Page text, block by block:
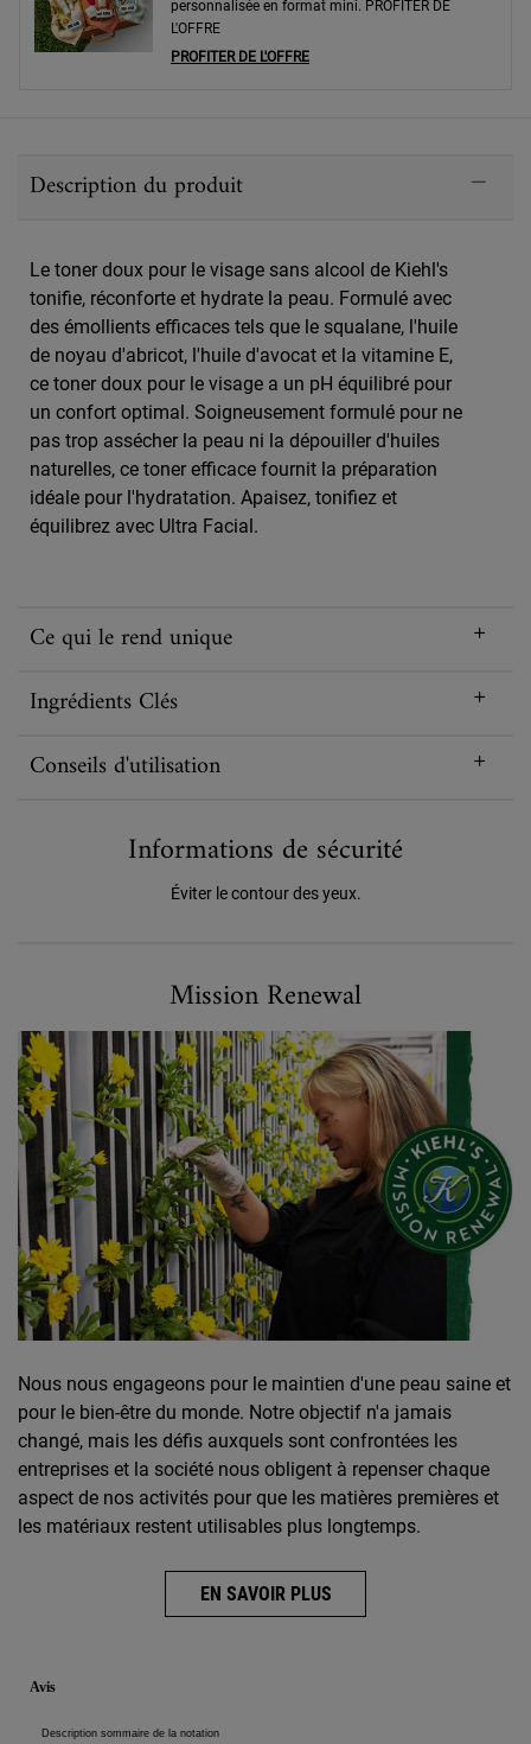
personnalisée en format mini. PROFITER DE
L'OFFRE
PROFITER DE L'OFFRE
Description du produit
Le toner doux pour le visage sans alcool de Kiehl's
tonifie, réconforte et hydrate la peau. Formulé avec
des émollients efficaces tels que le squalane, l'huile
de noyau d'abricot, l'huile d'avocat et la vitamine E,
ce toner doux pour le visage a un pH équilibré pour
un confort optimal. Soigneusement formulé pour ne
pas trop assécher la peau ni la dépouiller d'huiles
naturelles, ce toner efficace fournit la préparation
idéale pour l'hydratation. Apaisez, tonifiez et
équilibrez avec Ultra Facial.
Ce qui le rend unique
Ingrédients Clés
Conseils d'utilisation
Informations de sécurité
Éviter le contour des yeux.
Mission Renewal
Nous nous engageons pour le maintien d'une peau saine et
pour le bien-être du monde. Notre objectif n'a jamais
changé, mais les défis auxquels sont confrontées les
entreprises et la société nous obligent à repenser chaque
aspect de nos activités pour que les matières premières et
les matériaux restent utilisables plus longtemps.
EN SAVOIR PLUS